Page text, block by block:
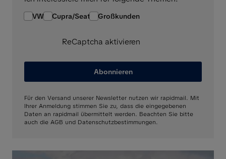
VW Cupra/Seat Großkunden
ReCaptcha aktivieren
Abonnieren
Für den Versand unserer Newsletter nutzen wir rapidmail. Mit
Ihrer Anmeldung stimmen Sie zu, dass die eingegebenen
Daten an rapidmail übermittelt werden. Beachten Sie bitte
auch die AGB und Datenschutzbestimmungen.